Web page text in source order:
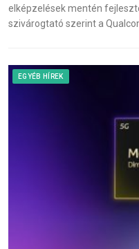
elképzelések mentén
szivárogtató szerint a
EGYÉB HÍREK